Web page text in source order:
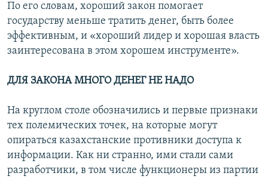
По его словам, хороший закон помогает
государству меньше тратить денег, быть более
эффективным, и «хороший лидер и хорошая власть
заинтересована в этом хорошем инструменте».
ДЛЯ ЗАКОНА МНОГО ДЕНЕГ НЕ НАДО
На круглом столе обозначились и первые признаки
тех полемических точек, на которые могут
опираться казахстанские противники доступа к
информации. Как ни странно, ими стали сами
разработчики, в том числе функционеры из партии